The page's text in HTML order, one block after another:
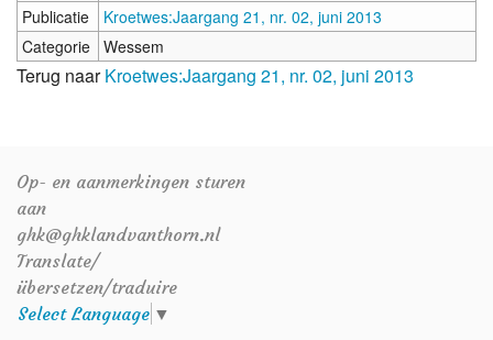
Verenigingsinfo
Publicatie
Kroetwes:Jaargang 21, nr. 02, juni 2013
Categorie
Wessem
Terug naarKroetwes:Jaargang 21, nr. 02, juni 2013
Op- en aanmerkingen sturen
aan
ghk@ghklandvanthorn.nl
Translate/
übersetzen/traduire
Select Language ▼